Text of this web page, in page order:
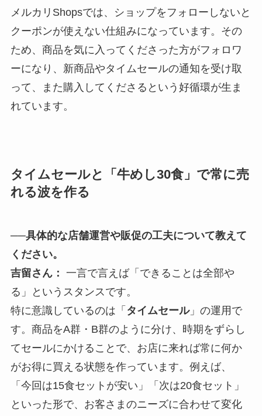
メルカリShopsでは、ショップをフォローしないと
クーポンが使えない仕組みになっています。その
ため、商品を気に入ってくださった方がフォロワ
ーになり、新商品やタイムセールの通知を受け取
って、また購入してくださるという好循環が生ま
れています。
タイムセールと「牛めし30食」で常に売
れる波を作る
──具体的な店舗運営や販促の工夫について教えて
ください。
吉留さん： 一言で言えば「できることは全部や
る」というスタンスです。
特に意識しているのは「 タイムセール」の運用で
す。商品をA群・B群のように分け、時期をずらし
てセールにかけることで、お店に来れば常に何か
がお得に買える状態を作っています。例えば、
「今回は15食セットが安い」「次は20食セット」
といった形で、お客さまのニーズに合わせて変化